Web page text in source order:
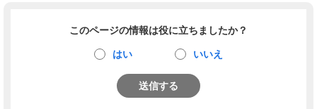
このページの情報は役に立ちましたか？
はい いいえ
送信する